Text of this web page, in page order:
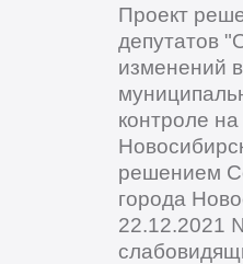
Проект
депутатов
изменений
контроле
решением
города
22.12.2021